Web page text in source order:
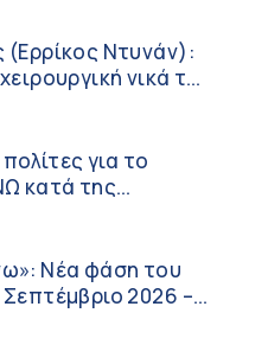
ομαλή λειτουργία
των φαρμάκων
& Healthcare
καινοτόμα
Ελλάδα
Τι
Ντυνάν):
νικά το
για το
κατά της
Νέα φάση του
2026 –
έως το 2030